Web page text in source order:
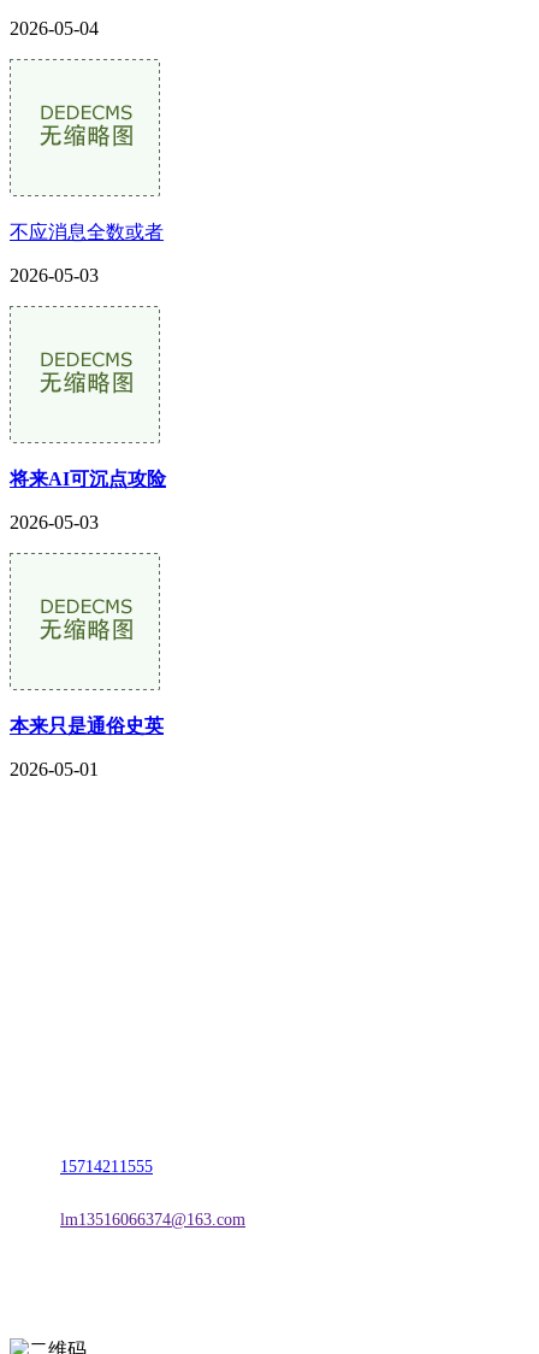
2026-05-04
不应消息全数或者
2026-05-03
将来AI可沉点攻险
2026-05-03
本来只是通俗史英
2026-05-01
15714211555
lm13516066374@163.com